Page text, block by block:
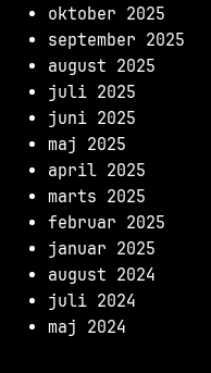
oktober 2025
september 2025
august 2025
juli 2025
juni 2025
maj 2025
april 2025
marts 2025
februar 2025
januar 2025
august 2024
juli 2024
maj 2024